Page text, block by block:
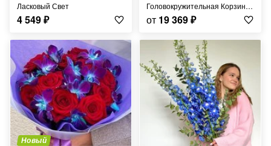
Ласковый Свет
4 549₽
Головокружительная Корзина Пионов
от 19 369₽
Новый